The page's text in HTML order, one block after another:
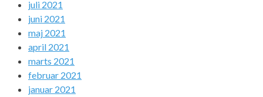
juli 2021
juni 2021
maj 2021
april 2021
marts 2021
februar 2021
januar 2021